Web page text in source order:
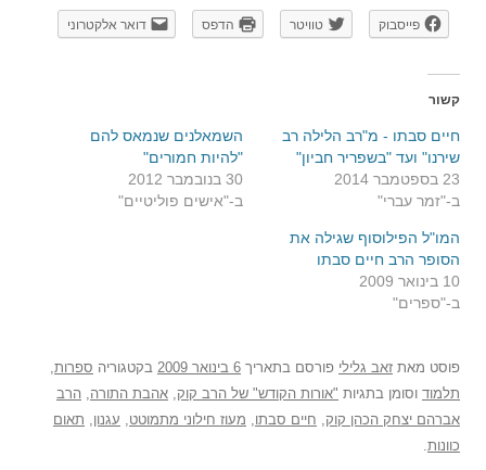
פייסבוק טוויטר הדפס דואר אלקטרוני
קשור
חיים סבתו - מ"רב הלילה רב
שירנו" ועד "בשפריר חביון"
23 בספטמבר 2014
ב-"זמר עברי"
השמאלנים שנמאס להם
"להיות חמורים"
30 בנובמבר 2012
ב-"אישים פוליטיים"
המו"ל הפילוסוף שגילה את
הסופר הרב חיים סבתו
10 בינואר 2009
ב-"ספרים"
פוסט מאת זאב גלילי פורסם בתאריך 6 בינואר 2009 בקטגוריה ספרות
תלמוד וסומן בתגיות "אורות הקודש" של הרב קוק אהבת התורה הרב
אברהם יצחק הכהן קוק חיים סבתו מעוז חילוני מתמוטט עגנון
תאום
כוונות